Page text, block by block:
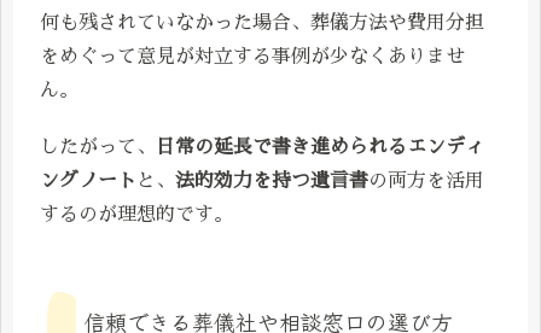
何も残されていなかった場合、葬儀方法や費用分担
をめぐって意見が対立する事例が少なくありませ
ん。
したがって、
日常の延長で書き進められるエンディ
ングノート と、 法的効力を持つ遺言書の両方を活用
するのが理想的です。
信頼できる葬儀社や相談窓口の選び方